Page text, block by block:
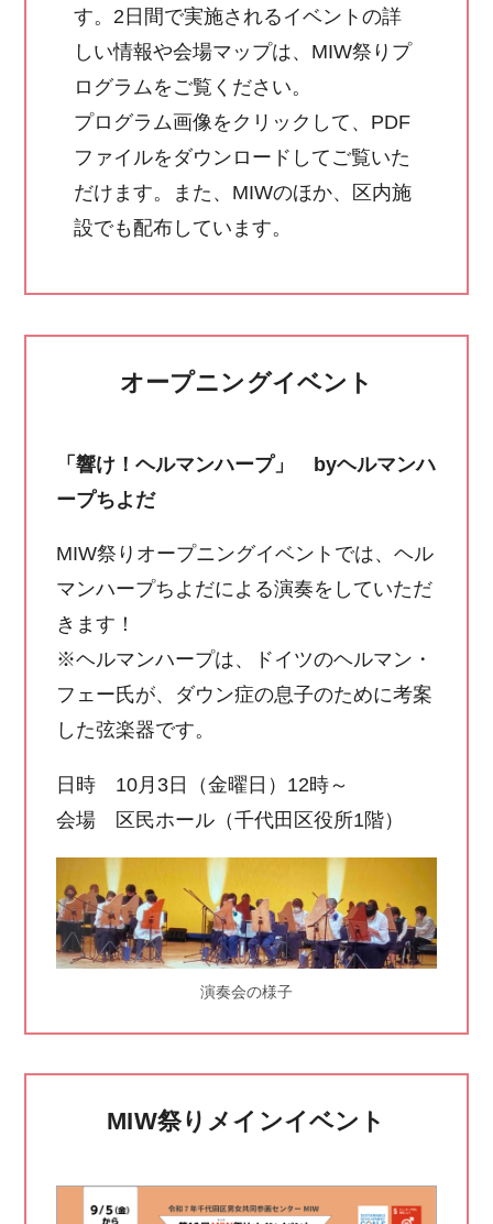
す。2日間で実施されるイベントの詳
しい情報や会場マップは、MIW祭りプ
ログラムをご覧ください。
プログラム画像をクリックして、PDF
ファイルをダウンロードしてご覧いた
だけます。また、MIWのほか、区内施
設でも配布しています。
オープニングイベント
「響け！ヘルマンハープ」 byヘルマンハ
ープちよだ
MIW祭りオープニングイベントでは、ヘル
マンハープちよだによる演奏をしていただ
きます！
※ヘルマンハープは、ドイツのヘルマン・
フェー氏が、ダウン症の息子のために考案
した弦楽器です。
日時 10月3日（金曜日）12時～
会場 区民ホール（千代田区役所1階）
演奏会の様子
MIW祭りメインイベント